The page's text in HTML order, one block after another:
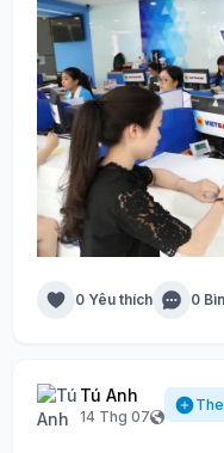
0 Yêu thích 0
Tú Anh
14 Thg 07